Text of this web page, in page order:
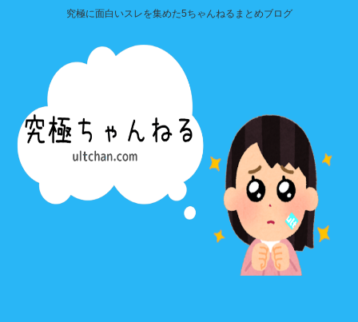
究極に面白いスレを集めた5ちゃんねるまとめブログ